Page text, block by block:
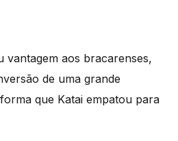
vantagem aos bracarenses,
de uma grande
que Katai empatou para